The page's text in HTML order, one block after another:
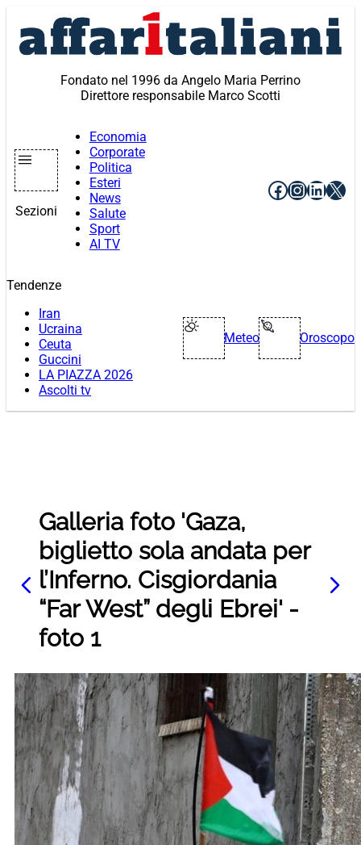
contenuto
Fondato nel 1996 da Angelo Maria Perrino
Direttore responsabile Marco Scotti
Sezioni
Economia
Corporate
Politica
Esteri
News
Salute
Sport
AI TV
Facebook
X
Tendenze
Iran
Ucraina
Ceuta
Guccini
LA PIAZZA 2026
Ascolti tv
Meteo Oroscopo
Galleria foto 'Gaza,
biglietto sola andata per
l’Inferno. Cisgiordania
“Far West” degli Ebrei' -
foto 1